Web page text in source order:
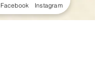
Facebook Instagram